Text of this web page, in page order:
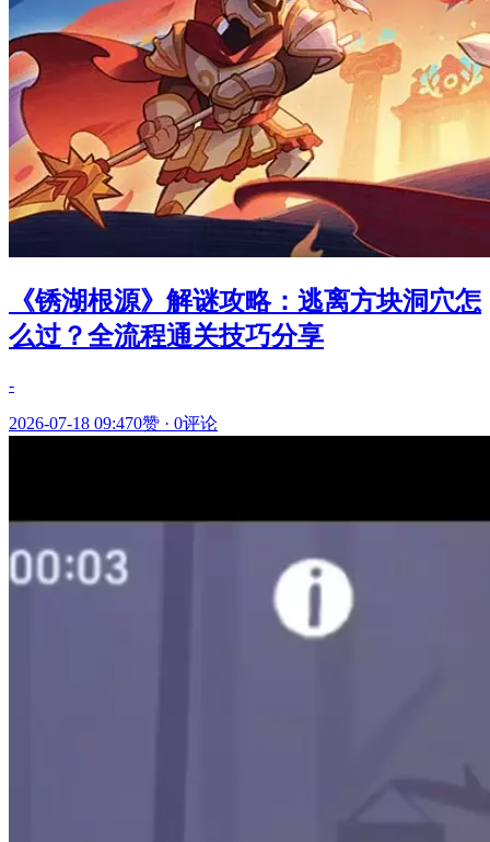
《锈湖根源》解谜攻略：逃离方块洞穴怎
么过？全流程通关技巧分享
-
2026-07-18 09:470赞 · 0评论